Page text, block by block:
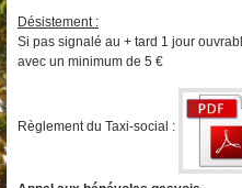
Désistement :
Si pas signalé au + tard 1 jour
avec un minimum de 5 €
Règlement du Taxi-social :